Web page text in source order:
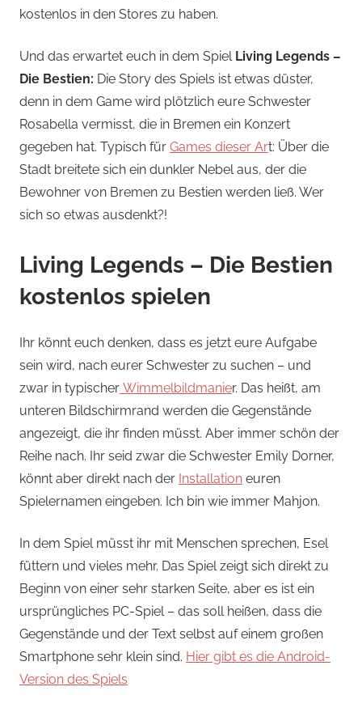
kostenlos in den Stores zu haben.
Und das erwartet euch in dem Spiel Living Legends –
Die Bestien: Die Story des Spiels ist etwas düster,
denn in dem Game wird plötzlich eure Schwester
Rosabella vermisst, die in Bremen ein Konzert
gegeben hat. Typisch für Games dieser Art: Über die
Stadt breitete sich ein dunkler Nebel aus, der die
Bewohner von Bremen zu Bestien werden ließ. Wer
sich so etwas ausdenkt?!
Living Legends – Die Bestien
kostenlos spielen
Ihr könnt euch denken, dass es jetzt eure Aufgabe
sein wird, nach eurer Schwester zu suchen – und
zwar in typischer Wimmelbildmanier. Das heißt, am
unteren Bildschirmrand werden die Gegenstände
angezeigt, die ihr finden müsst. Aber immer schön der
Reihe nach. Ihr seid zwar die Schwester Emily Dorner,
könnt aber direkt nach der Installation euren
Spielernamen eingeben. Ich bin wie immer Mahjon.
In dem Spiel müsst ihr mit Menschen sprechen, Esel
füttern und vieles mehr. Das Spiel zeigt sich direkt zu
Beginn von einer sehr starken Seite, aber es ist ein
ursprüngliches PC-Spiel – das soll heißen, dass die
Gegenstände und der Text selbst auf einem großen
Smartphone sehr klein sind. Hier gibt es die Android-
Version des Spiels